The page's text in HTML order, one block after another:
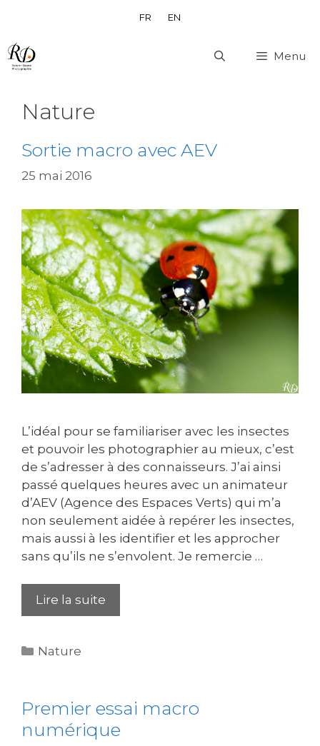
contenu
FR EN
Menu
Nature
Sortie macro avec AEV
25 mai 2016
L’idéal pour se familiariser avec les insectes
et pouvoir les photographier au mieux, c’est
de s’adresser à des connaisseurs. J’ai ainsi
passé quelques heures avec un animateur
d’AEV (Agence des Espaces Verts) qui m’a
non seulement aidée à repérer les insectes,
mais aussi à les identifier et les approcher
sans qu’ils ne s’envolent. Je remercie …
Lire la suite
Catégories
Nature
Premier essai macro
numérique